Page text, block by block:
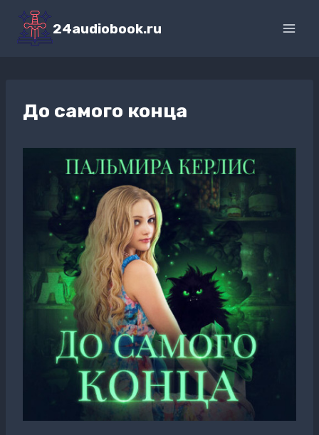
Перейти
содержимому
24audiobook.ru
До самого конца